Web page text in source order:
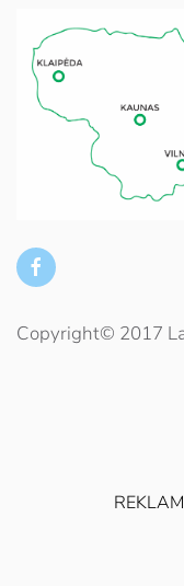
Copyright© 2017